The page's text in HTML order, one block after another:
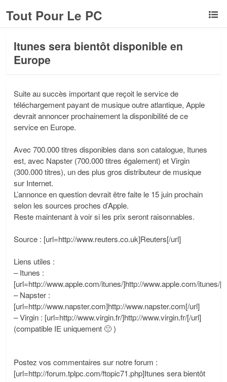
Tout Pour Le PC
Itunes sera bientôt disponible en
Europe
Suite au succès important que reçoit le service de
téléchargement payant de musique outre atlantique, Apple
devrait annoncer prochainement la disponibilité de ce
service en Europe.
Avec 700.000 titres disponibles dans son catalogue, Itunes
est, avec Napster (700.000 titres également) et Virgin
(300.000 titres), un des plus gros distributeur de musique
sur Internet.
L’annonce en question devrait être faite le 15 juin prochain
selon les sources proches d’Apple.
Reste maintenant à voir si les prix seront raisonnables.
Source : [url=http://www.reuters.co.uk]Reuters[/url]
Liens utiles :
– Itunes :
[url=http://www.apple.com/itunes/]http://www.apple.com/itunes/[/
– Napster :
[url=http://www.napster.com]http://www.napster.com[/url]
– Virgin : [url=http://www.virgin.fr/]http://www.virgin.fr/[/url]
(compatible IE uniquement 🙁 )
Postez vos commentaires sur notre forum :
[url=http://forum.tplpc.com/ftopic71.php]Itunes sera bientôt